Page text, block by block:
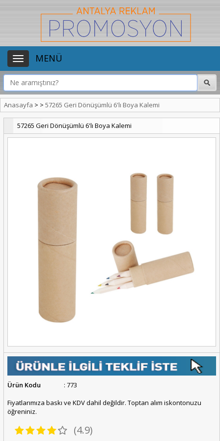
MENÜ
Anasayfa > > 57265 Geri Dönüşümlü 6'lı Boya Kalemi
57265 Geri Dönüşümlü 6'lı Boya Kalemi
Ürün Kodu
: 773
Fiyatlarımıza baskı ve KDV dahil değildir. Toptan alım iskontonuzu
öğreniniz.
(4.9)